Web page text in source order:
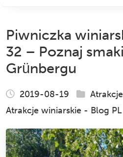
Piwniczka
32 – Poznaj
Grünbergu
2019-08-19
Atrakcje winiarskie - Blog PL